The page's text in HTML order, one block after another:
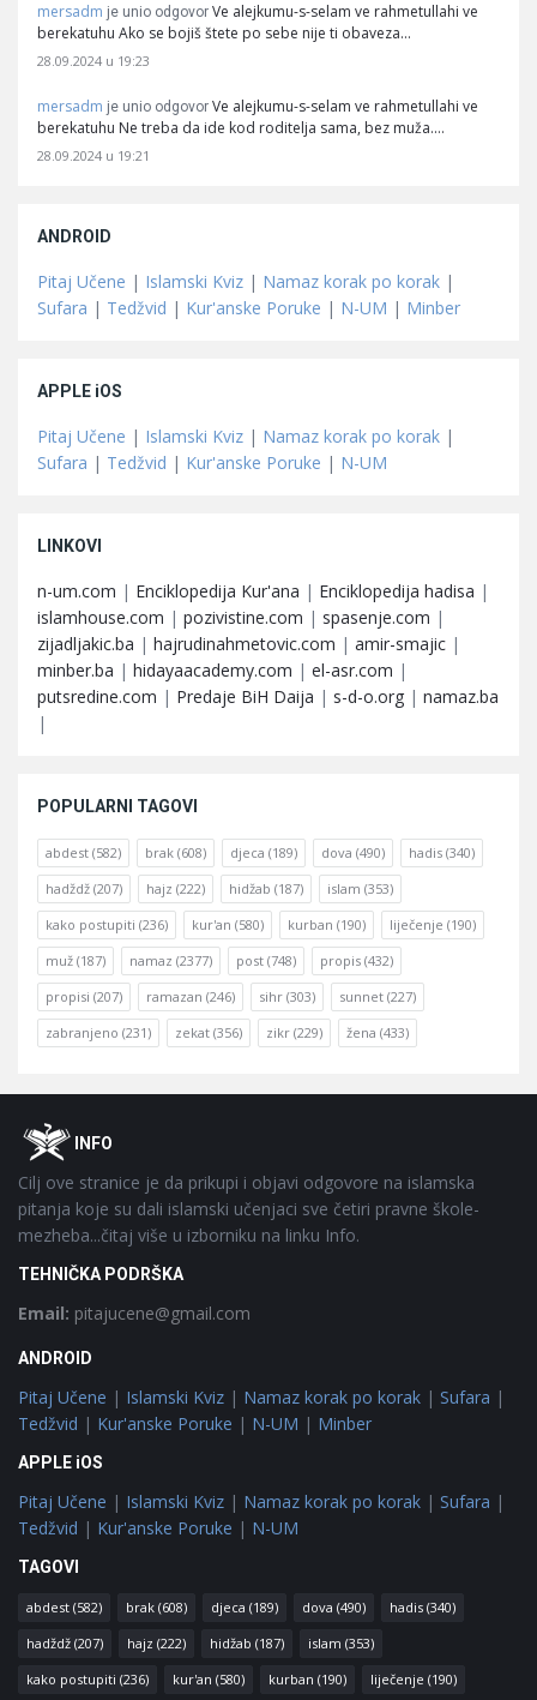
mersadm je unio odgovor Ve alejkumu-s-selam ve rahmetullahi ve
berekatuhu Ako se bojiš štete po sebe nije ti obaveza…
28.09.2024 u 19:23
mersadm je unio odgovor Ve alejkumu-s-selam ve rahmetullahi ve
berekatuhu Ne treba da ide kod roditelja sama, bez muža.…
28.09.2024 u 19:21
ANDROID
Pitaj Učene | Islamski Kviz | Namaz korak po korak |
Sufara | Tedžvid | Kur'anske Poruke | N-UM | Minber
APPLE iOS
Pitaj Učene | Islamski Kviz | Namaz korak po korak |
Sufara | Tedžvid | Kur'anske Poruke | N-UM
LINKOVI
n-um.com | Enciklopedija Kur'ana | Enciklopedija hadisa |
islamhouse.com | pozivistine.com | spasenje.com |
zijadljakic.ba | hajrudinahmetovic.com | amir-smajic |
minber.ba | hidayaacademy.com | el-asr.com |
putsredine.com | Predaje BiH Daija | s-d-o.org | namaz.ba
|
POPULARNI TAGOVI
abdest (582) brak (608) djeca (189) dova (490) hadis (340)
hadždž (207) hajz (222) hidžab (187) islam (353)
kako postupiti (236) kur'an (580) kurban (190) liječenje (190)
muž (187) namaz (2377) post (748) propis (432)
propisi (207) ramazan (246) sihr (303) sunnet (227)
zabranjeno (231) zekat (356) zikr (229) žena (433)
FooterOINFO
Cilj ove stranice je da prikupi i objavi odgovore na islamska
pitanja koje su dali islamski učenjaci sve četiri pravne škole-
mezheba...čitaj više u izborniku na linku Info.
TEHNIČKA PODRŠKA
Email: pitajucene@gmail.com
ANDROID
Pitaj Učene | Islamski Kviz | Namaz korak po korak | Sufara |
Tedžvid | Kur'anske Poruke | N-UM | Minber
APPLE iOS
Pitaj Učene | Islamski Kviz | Namaz korak po korak | Sufara |
Tedžvid | Kur'anske Poruke | N-UM
TAGOVI
abdest (582) brak (608) djeca (189) dova (490) hadis (340)
hadždž (207) hajz (222) hidžab (187) islam (353)
kako postupiti (236) kur'an (580) kurban (190) liječenje (190)